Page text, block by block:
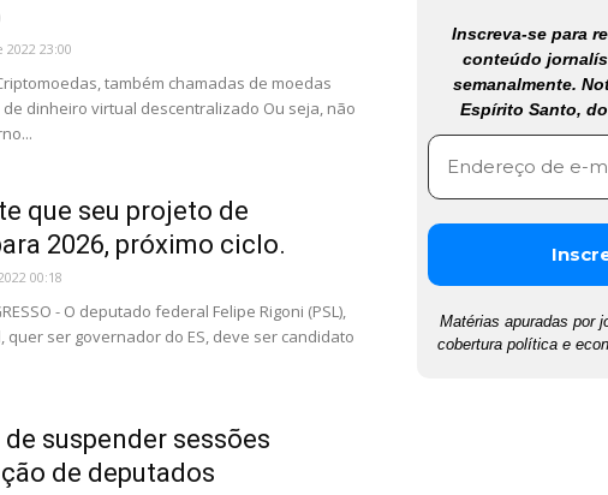
23:00
também chamadas de moedas
dinheiro virtual descentralizado Ou seja, não
que seu projeto de
2026, próximo ciclo.
00:18
- O deputado federal Felipe Rigoni (PSL),
quer ser governador do ES, deve ser candidato
suspender sessões
de deputados
Inscreva-se para
conteúdo
semanalmente.
Espírito Santo,
Matérias apuradas por
cobertura política e